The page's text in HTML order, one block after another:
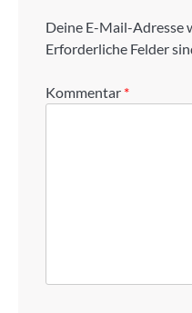
Deine E-Mail-
Erforderliche Felder
Kommentar *